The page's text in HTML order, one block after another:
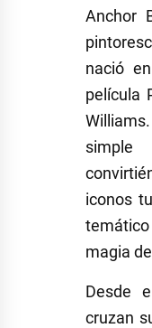
Anchor
nació
película
simple
iconos
magia
Desde
cruzan